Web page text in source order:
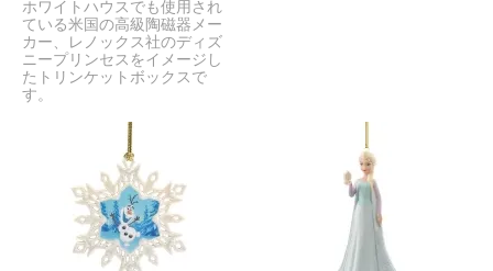
ホワイトハウスでも使用され
ている米国の高級陶磁器メー
カー、レノックス社のディズ
ニープリンセスをイメージし
たトリンケットボックスで
す。